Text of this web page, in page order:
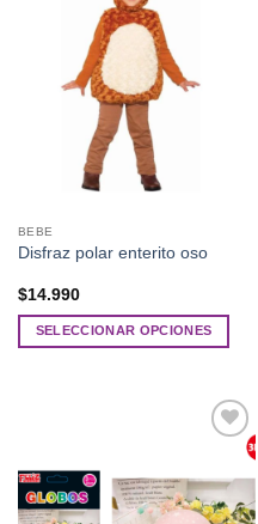
BEBE
Disfraz polar enterito oso
$14.990
SELECCIONAR OPCIONES
Las
opciones
lista de
deseos